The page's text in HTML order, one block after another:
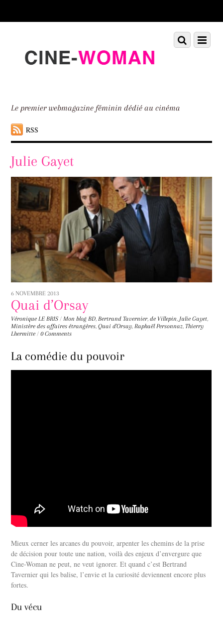
down
Le premier webmagazine féminin dédié au cinéma
RSS
Menu
Scroll
down
Julie Gayet
6 NOVEMBRE 2013
Quai d’Orsay
Véronique LE BRIS / Mon blog BD, Bertrand Tavernier,de Villepin, Julie Gayet,
Ministère des affaires étrangères,Quai d'Orsay, Raphaël Personnaz,Thierry
Lhermitte / 0 Comments
La comédie du pouvoir
Mieux cerner les arcanes du pouvoir, arpenter les chemins de la prise
de décision pour toute une nation, voilà des enjeux d’envergure que
Cine-Woman ne peut, ne veut ignorer. Et quand c’est Bertrand
Tavernier qui les balise, l’envie et la curiosité deviennent encore plus
fortes.
Du vécu